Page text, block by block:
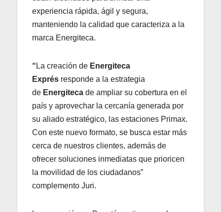
experiencia rápida, ágil y segura,
manteniendo la calidad que caracteriza a la
marca Energiteca.
“ La creación de Energiteca
Exprés responde a la estrategia
de Energiteca de ampliar su cobertura en el
país y aprovechar la cercanía generada por
su aliado estratégico, las estaciones Primax.
Con este nuevo formato, se busca estar más
cerca de nuestros clientes, además de
ofrecer soluciones inmediatas que prioricen
la movilidad de los ciudadanos”
complemento Juri.